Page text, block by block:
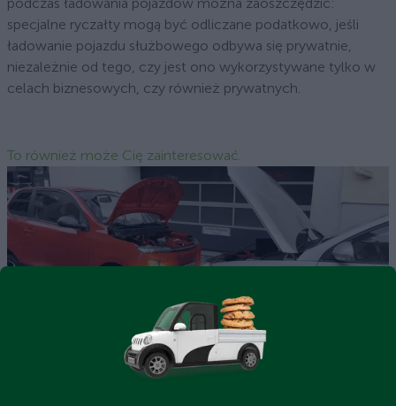
specjalne ryczałty mogą być odliczane podatkowo, jeśli
ładowanie pojazdu służbowego odbywa się prywatnie,
niezależnie od tego, czy jest ono wykorzystywane tylko w
celach biznesowych, czy również prywatnych.
To również może Cię zainteresować.
Czy mogę uruchomić silnik spalinowy za pomocą